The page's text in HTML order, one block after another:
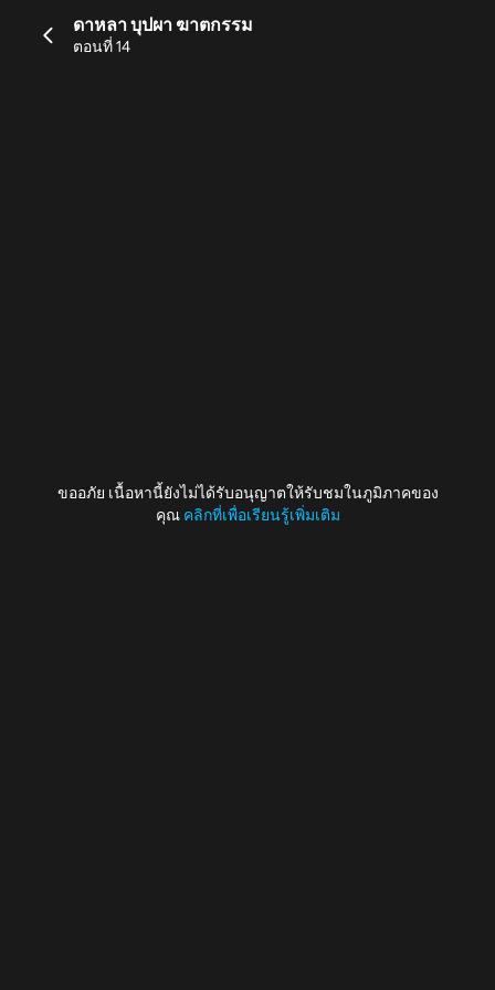
ดาหลา บุปผา ฆาตกรรม
ตอนที่ 14
ขออภัย เนื้อหานี้ยังไม่ได้รับอนุญาตให้รับชมในภูมิภาคของ
คุณ คลิกที่เพื่อเรียนรู้เพิ่มเติม